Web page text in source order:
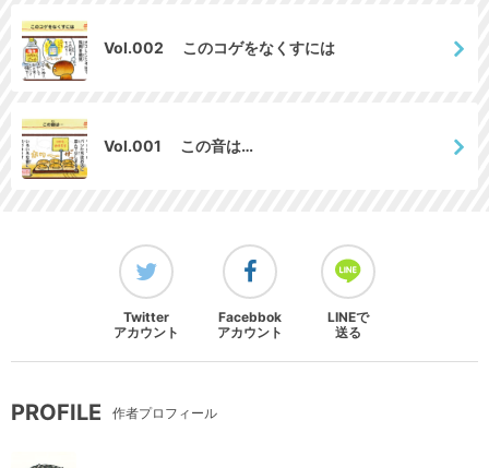
Vol.002 このコゲをなくすには
Vol.001 この音は…
Twitter
アカウント
Facebbok
アカウント
LINEで
送る
PROFILE 作者プロフィール